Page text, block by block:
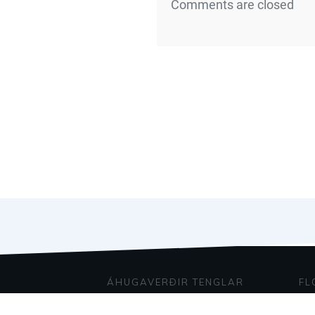
Comments are closed
ÁHUGAVERÐIR TENGLAR